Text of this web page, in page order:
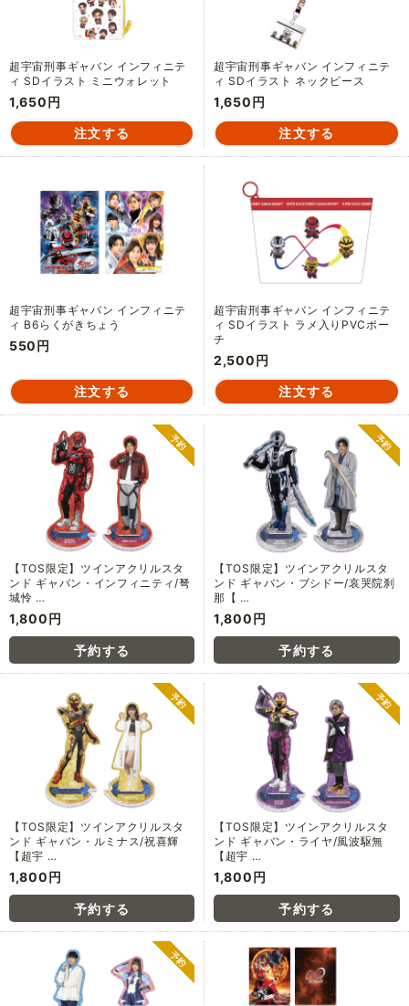
超宇宙刑事ギャバン インフィニテ
ィ SDイラスト ミニウォレット
1,650円
超宇宙刑事ギャバン インフィニテ
ィ SDイラスト ネックピース
1,650円
超宇宙刑事ギャバン インフィニテ
ィ B6らくがきちょう
550円
超宇宙刑事ギャバン インフィニテ
ィ SDイラスト ラメ入りPVCポー
チ
2,500円
【TOS限定】ツインアクリルスタ
ンド ギャバン・インフィニティ/弩
城怜 …
1,800円
【TOS限定】ツインアクリルスタ
ンド ギャバン・ブシドー/哀哭院刹
那【 …
1,800円
【TOS限定】ツインアクリルスタ
ンド ギャバン・ルミナス/祝喜輝
【超宇 …
1,800円
【TOS限定】ツインアクリルスタ
ンド ギャバン・ライヤ/風波駆無
【超宇 …
1,800円